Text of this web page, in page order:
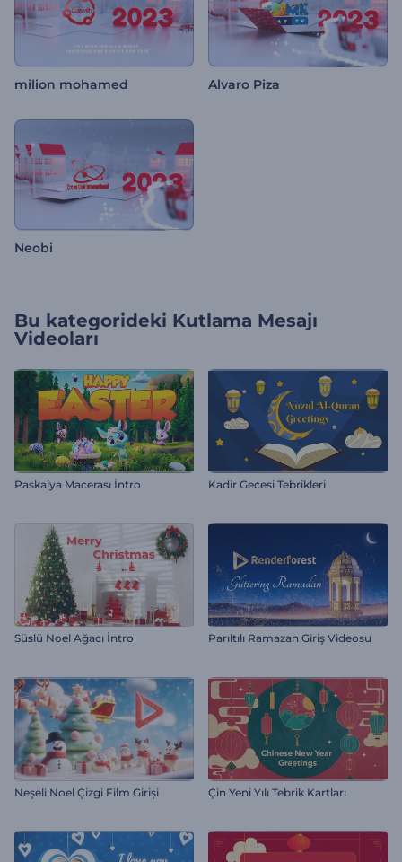
milion mohamed Alvaro Piza
Neobi
Bu kategorideki Kutlama Mesajı
Videoları
Paskalya Macerası İntro Kadir Gecesi Tebrikleri
Süslü Noel Ağacı İntro Parıltılı Ramazan Giriş Videosu
Neşeli Noel Çizgi Film Girişi Çin Yeni Yılı Tebrik Kartları